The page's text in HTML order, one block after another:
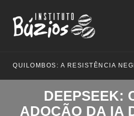
QUILOMBOS: A RESISTÊNCIA
DEEPSEEK:
ADOÇÃO DA IA